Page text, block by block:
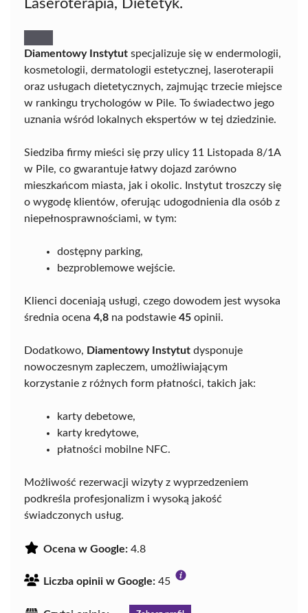
Laseroterapia, Dietetyk.
Diamentowy Instytut specjalizuje się w endermologii,
kosmetologii, dermatologii estetycznej, laseroterapii
oraz usługach dietetycznych, zajmując trzecie miejsce
w rankingu trychologów w Pile. To świadectwo jego
uznania wśród lokalnych ekspertów w tej dziedzinie.
Siedziba firmy mieści się przy ulicy 11 Listopada 8/1A
w Pile, co gwarantuje łatwy dojazd zarówno
mieszkańcom miasta, jak i okolic. Instytut troszczy się
o wygodę klientów, oferując udogodnienia dla osób z
niepełnosprawnościami, w tym:
dostępny parking,
bezproblemowe wejście.
Klienci doceniają usługi, czego dowodem jest wysoka
średnia ocena 4,8 na podstawie 45 opinii.
Dodatkowo, Diamentowy Instytut dysponuje
nowoczesnym zapleczem, umożliwiającym
korzystanie z różnych form płatności, takich jak:
karty debetowe,
karty kredytowe,
płatności mobilne NFC.
Możliwość rezerwacji wizyty z wyprzedzeniem
podkreśla profesjonalizm i wysoką jakość
świadczonych usług.
Ocena w Google: 4.8
Liczba opinii w Google: 45